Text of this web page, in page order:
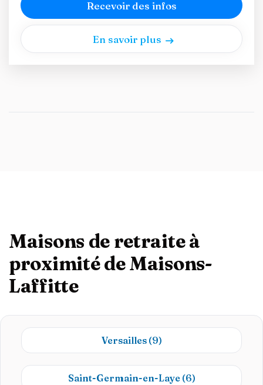
Recevoir des infos
En savoir plus
Maisons de retraite à
proximité de Maisons-
Laffitte
Versailles (9)
Saint-Germain-en-Laye (6)